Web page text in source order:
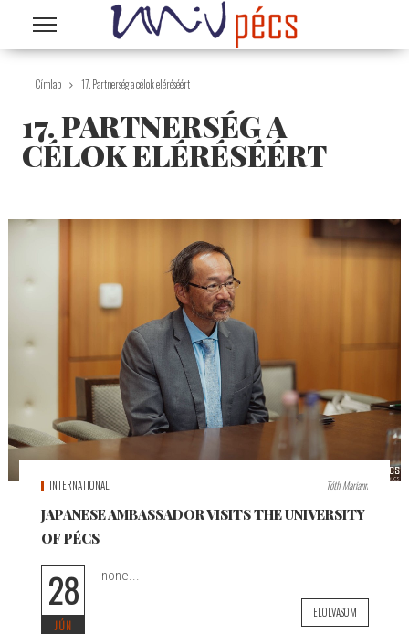
Ugrás a tartalomra
Címlap 17. Partnerség a célok eléréséért
17. PARTNERSÉG A
CÉLOK ELÉRÉSÉÉRT
INTERNATIONAL Tóth Mariann
JAPANESE AMBASSADOR VISITS THE UNIVERSITY
OF PÉCS
28
JÚN
none...
ELOLVASOM